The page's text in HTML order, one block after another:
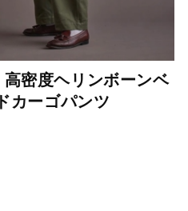
高密度ヘリンボーンベ
カーゴパンツ